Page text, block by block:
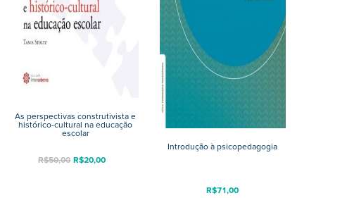
As perspectivas construtivista e
histórico-cultural na educação
escolar
R$50,00 R$20,00
Introdução à psicopedagogia
R$71,00